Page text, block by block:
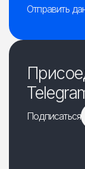
Отправить
Подписаться